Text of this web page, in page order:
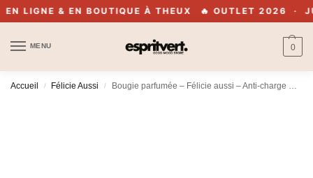
& EN BOUTIQUE À THEUX 🔥 OUTLET 2026 ·
MENU 0
Accueil / Félicie Aussi / Bougie parfumée – Félicie aussi – Anti-charge mentale